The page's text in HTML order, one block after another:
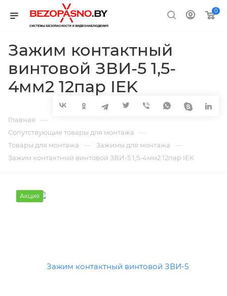
0
Зажим контактный
винтовой ЗВИ-5 1,5-
4мм2 12пар IEK
Главная —
Сопутствующие товары для монтажа —
Товары для монтажа — Зажимы для монтажа —
Зажим контактный винтовой ЗВИ-5 1,5-4мм2 12пар IEK
Акция